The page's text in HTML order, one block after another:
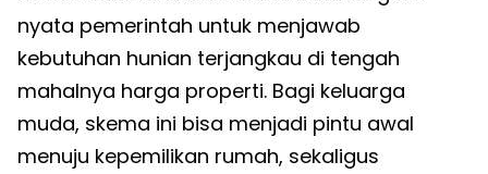
nyata pemerintah untuk menjawab
kebutuhan hunian terjangkau di tengah
mahalnya harga properti. Bagi keluarga
muda, skema ini bisa menjadi pintu awal
menuju kepemilikan rumah, sekaligus